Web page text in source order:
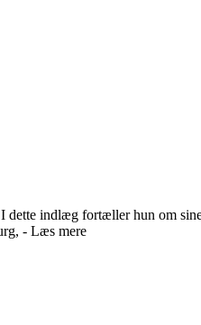
indlæg fortæller hun om
- Læs mere